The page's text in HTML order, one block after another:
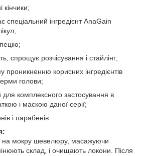
кінчики;
інгредієнт AnaGain
спрощує розчісування і стайлінг;
проникненню корисних інгредієнтів
голови;
комплексного застосування в
і маскою даної серії;
і парабенів.
мокру шевелюру, масажуючи
склад, і очищають локони. Після